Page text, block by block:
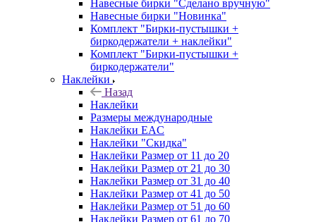
Навесные бирки "Сделано вручную"
Навесные бирки "Новинка"
Комплект "Бирки-пустышки +
биркодержатели + наклейки"
Комплект "Бирки-пустышки +
биркодержатели"
Наклейки
Назад
Наклейки
Размеры международные
Наклейки EAC
Наклейки "Скидка"
Наклейки Размер от 11 до 20
Наклейки Размер от 21 до 30
Наклейки Размер от 31 до 40
Наклейки Размер от 41 до 50
Наклейки Размер от 51 до 60
Наклейки Размер от 61 до 70